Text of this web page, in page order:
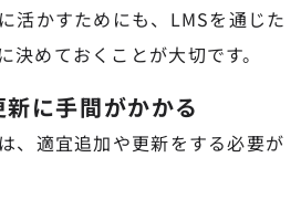
活かすためにも、LMSを通じた
決めておくことが大切です。
に手間がかかる
、適宜追加や更新をする必要が